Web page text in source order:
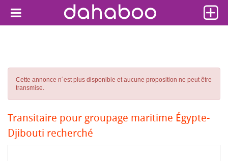
Cette annonce n´est plus disponible et aucune proposition ne peut être
transmise.
Transitaire pour groupage maritime Égypte-
Djibouti recherché